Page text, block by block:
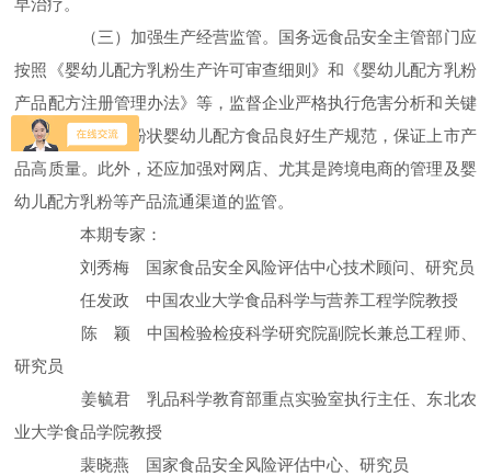
早治疗。
（三）加强生产经营监管。国务远食品安全主管部门应
按照《婴幼儿配方乳粉生产许可审查细则》和《婴幼儿配方乳粉
产品配方注册管理办法》等，监督企业严格执行危害分析和关键
控制点体系以及粉状婴幼儿配方食品良好生产规范，保证上市产
品高质量。此外，还应加强对网店、尤其是跨境电商的管理及婴
幼儿配方乳粉等产品流通渠道的监管。
本期专家：
刘秀梅 国家食品安全风险评估中心技术顾问、研究员
任发政 中国农业大学食品科学与营养工程学院教授
陈 颖 中国检验检疫科学研究院副院长兼总工程师、
研究员
姜毓君 乳品科学教育部重点实验室执行主任、东北农
业大学食品学院教授
裴晓燕 国家食品安全风险评估中心、研究员